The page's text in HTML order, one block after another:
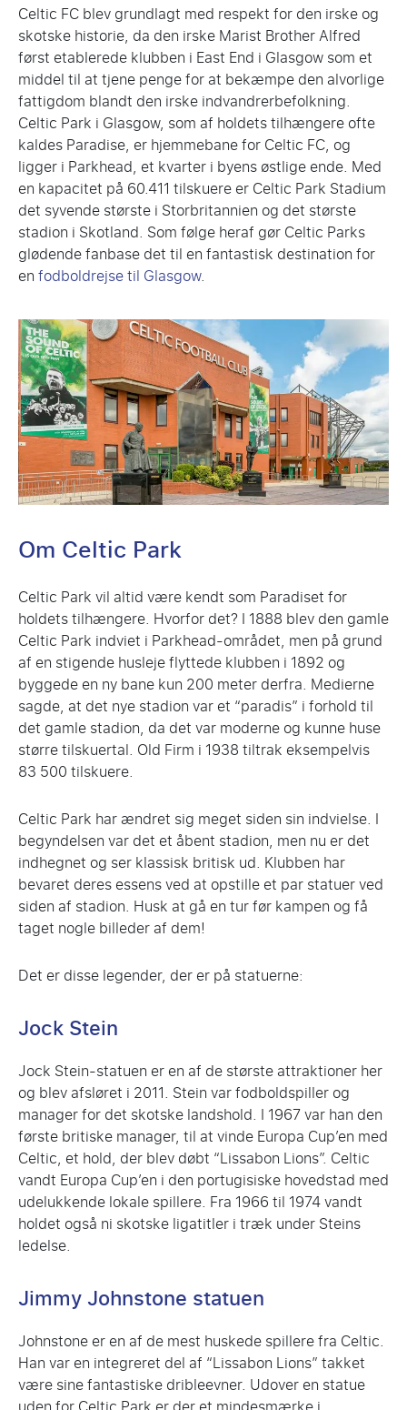
Celtic FC blev grundlagt med respekt for den irske og
skotske historie, da den irske Marist Brother Alfred
først etablerede klubben i East End i Glasgow som et
middel til at tjene penge for at bekæmpe den alvorlige
fattigdom blandt den irske indvandrerbefolkning.
Celtic Park i Glasgow, som af holdets tilhængere ofte
kaldes Paradise, er hjemmebane for Celtic FC, og
ligger i Parkhead, et kvarter i byens østlige ende. Med
en kapacitet på 60.411 tilskuere er Celtic Park Stadium
det syvende største i Storbritannien og det største
stadion i Skotland. Som følge heraf gør Celtic Parks
glødende fanbase det til en fantastisk destination for
enfodboldrejse til Glasgow.
Om Celtic Park
Celtic Park vil altid være kendt som Paradiset for
holdets tilhængere. Hvorfor det? I 1888 blev den gamle
Celtic Park indviet i Parkhead-området, men på grund
af en stigende husleje flyttede klubben i 1892 og
byggede en ny bane kun 200 meter derfra. Medierne
sagde, at det nye stadion var et “paradis” i forhold til
det gamle stadion, da det var moderne og kunne huse
større tilskuertal. Old Firm i 1938 tiltrak eksempelvis
83 500 tilskuere.
Celtic Park har ændret sig meget siden sin indvielse. I
begyndelsen var det et åbent stadion, men nu er det
indhegnet og ser klassisk britisk ud. Klubben har
bevaret deres essens ved at opstille et par statuer ved
siden af stadion. Husk at gå en tur før kampen og få
taget nogle billeder af dem!
Det er disse legender, der er på statuerne:
Jock Stein
Jock Stein-statuen er en af de største attraktioner her
og blev afsløret i 2011. Stein var fodboldspiller og
manager for det skotske landshold. I 1967 var han den
første britiske manager, til at vinde Europa Cup’en med
Celtic, et hold, der blev døbt “Lissabon Lions”. Celtic
vandt Europa Cup’en i den portugisiske hovedstad med
udelukkende lokale spillere. Fra 1966 til 1974 vandt
holdet også ni skotske ligatitler i træk under Steins
ledelse.
Jimmy Johnstone statuen
Johnstone er en af de mest huskede spillere fra Celtic.
Han var en integreret del af “Lissabon Lions” takket
være sine fantastiske dribleevner. Udover en statue